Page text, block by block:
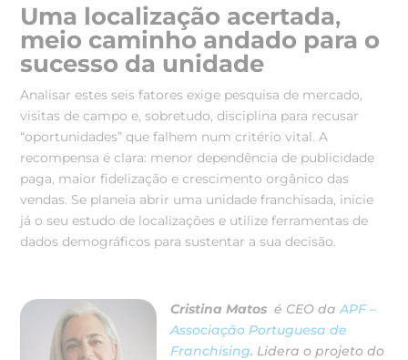
Uma localização acertada,
meio caminho andado para o
sucesso da unidade
Analisar estes seis fatores exige pesquisa de mercado,
visitas de campo e, sobretudo, disciplina para recusar
“oportunidades” que falhem num critério vital. A
recompensa é clara: menor dependência de publicidade
paga, maior fidelização e crescimento orgânico das
vendas. Se planeia abrir uma unidade franchisada, inicie
já o seu estudo de localizações e utilize ferramentas de
dados demográficos para sustentar a sua decisão.
Cristina Matos é CEO daAPF –
Associação Portuguesa de
Franchising. Lidera o projeto do